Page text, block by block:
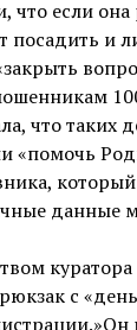
что если
посадить и
что таких
«помочь
данные
с